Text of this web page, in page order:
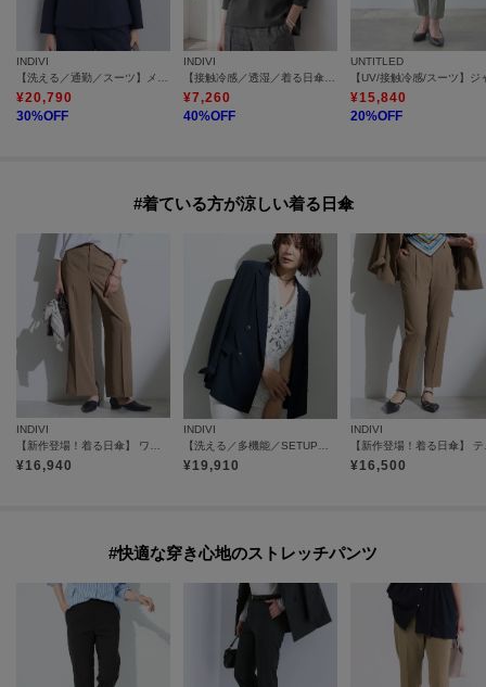
INDIVI
【洗える／通勤／スーツ】メランジストレッチ テーラージャケット
¥20,790
30%OFF
INDIVI
【接触冷感／透湿／着る日傘】ドルマントップス
¥7,260
40%OFF
UNTITLED
¥15,840
20%OFF
#着ている方が涼しい着る日傘
INDIVI
¥16,940
INDIVI
¥19,910
INDIVI
¥16,500
#快適な穿き心地のストレッチパンツ